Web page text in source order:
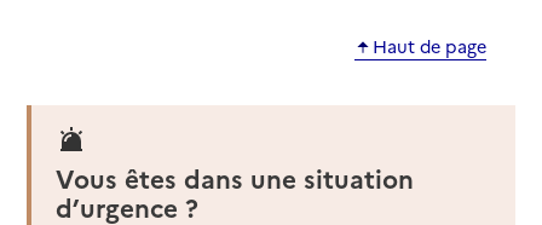
Haut de page
Vous êtes dans une situation
d’urgence ?